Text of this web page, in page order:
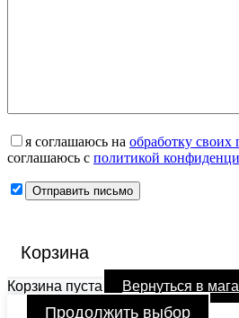
я соглашаюсь на обработку
соглашаюсь с политикой
Корзина
Корзина пуста Вернуться в
Продолжить выбор